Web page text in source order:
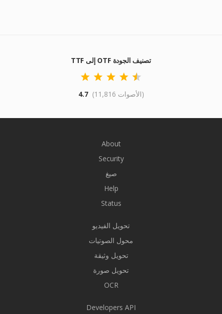
TTF إلى OTF تصنيف الجودة
4.7 (11,816 الأصوات)
About
Security
صيغ
Help
Status
تحويل الفيديو
محول الصوتيات
تحويل وثيقة
تحويل صورة
OCR
Developers API